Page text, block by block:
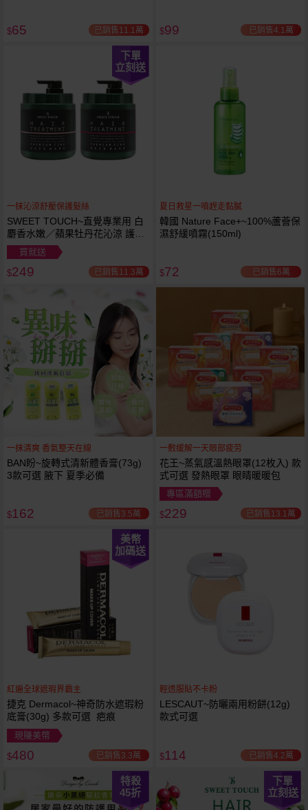
$65 已銷售11.1萬 $99 已銷售4.1萬
下單
立刻送
一抹沁涼舒壓保護髮絲
SWEET TOUCH~直覺專業用 白
麝香水嫩／蘋果牡丹花沁涼 護髮
膜(1000ml) 款式可選 全新包裝
買就送
$249 已銷售11.3萬
夏日救星一噴趕走黏膩
韓國 Nature Face+~100%蘆薈保
濕舒緩噴霧(150ml)
$72 已銷售6萬
一抹清爽 香氣整天在線
BAN盼~旋轉式清新體香膏(73g)
3款可選 腋下 夏季必備
$162 已銷售3.5萬
一敷缓解一天眼部疲劳
花王~蒸氣感溫熱眼罩(12枚入) 款
式可選 發熱眼罩 眼睛暖暖包
專區滿額贈
$229 已銷售13.1萬
美幣
加碼送
紅遍全球遮瑕界霸主
捷克 Dermacol~神奇防水遮瑕粉
底膏(30g) 多款可選 疤痕
現賺美幣
$480 已銷售3.3萬
輕透服貼不卡粉
LESCAUT~防曬兩用粉餅(12g)
款式可選
$114 已銷售4.2萬
特殺
45折
下單
立刻送